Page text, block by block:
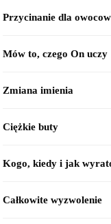
Przycinanie dla
Mów to, czego On uczy
Zmiana imienia
Ciężkie buty
Kogo, kiedy i jak
Całkowite wyzwolenie